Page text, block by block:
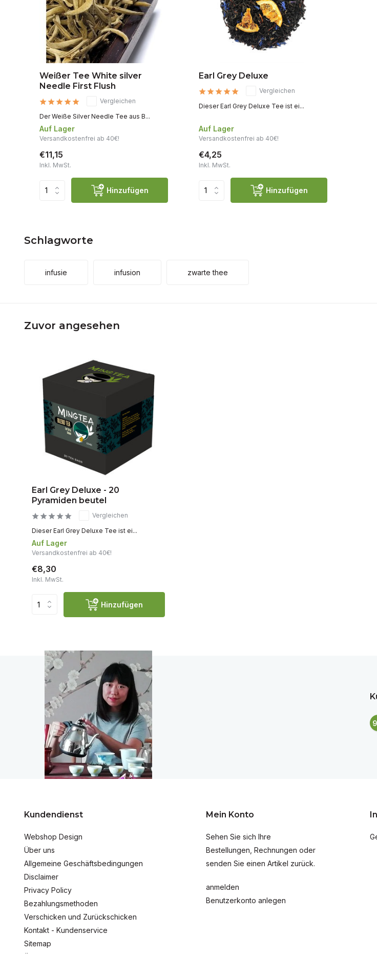
Weißer Tee White silver
Needle First Flush
Vergleichen
Der Weiße Silver Needle Tee aus B...
Auf Lager
Versandkostenfrei ab 40€!
€11,15
Inkl. MwSt.
Hinzufügen
Earl Grey Deluxe
Vergleichen
Dieser Earl Grey Deluxe Tee ist ei...
Auf Lager
Versandkostenfrei ab 40€!
€4,25
Inkl. MwSt.
Hinzufügen
Schlagworte
infusie infusion zwarte thee
Zuvor angesehen
Earl Grey Deluxe - 20
Pyramiden beutel
Vergleichen
Dieser Earl Grey Deluxe Tee ist ei...
Auf Lager
Versandkostenfrei ab 40€!
€8,30
Inkl. MwSt.
Hinzufügen
Kundendienst
Webshop Design
Über uns
Allgemeine Geschäftsbedingungen
Disclaimer
Privacy Policy
Bezahlungsmethoden
Verschicken und Zurückschicken
Kontakt - Kundenservice
Sitemap
Mein Konto
Sehen Sie sich Ihre
Bestellungen, Rechnungen oder
senden Sie einen Artikel zurück.
anmelden
Benutzerkonto anlegen